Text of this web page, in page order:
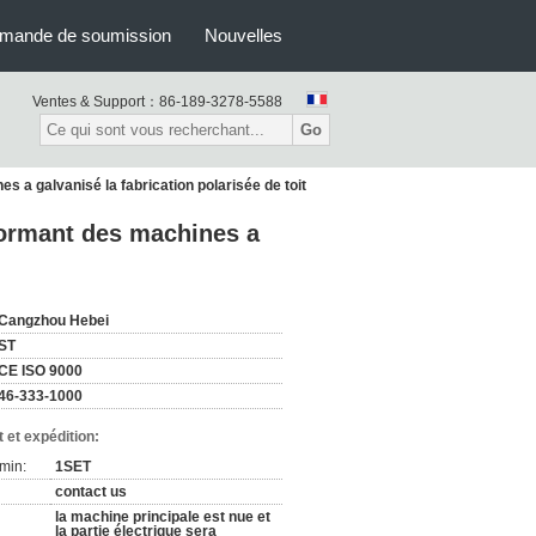
de soumission Nouvelles
Ventes & Support： 86-189-3278-5588
Go
a galvanisé la fabrication polarisée de toit
des machines a
Hebei
ISO 9000
333-1000
et expédition:
1SET
contact us
la machine principale est nue et
la partie électrique sera